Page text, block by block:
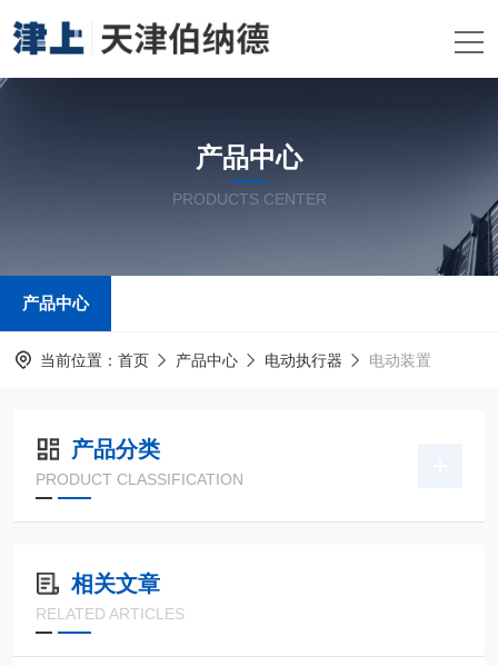
产品中心
PRODUCTS CENTER
产品中心
当前位置： 首页 产品中心 电动执行器 电动装置
产品分类
PRODUCT CLASSIFICATION
相关文章
RELATED ARTICLES